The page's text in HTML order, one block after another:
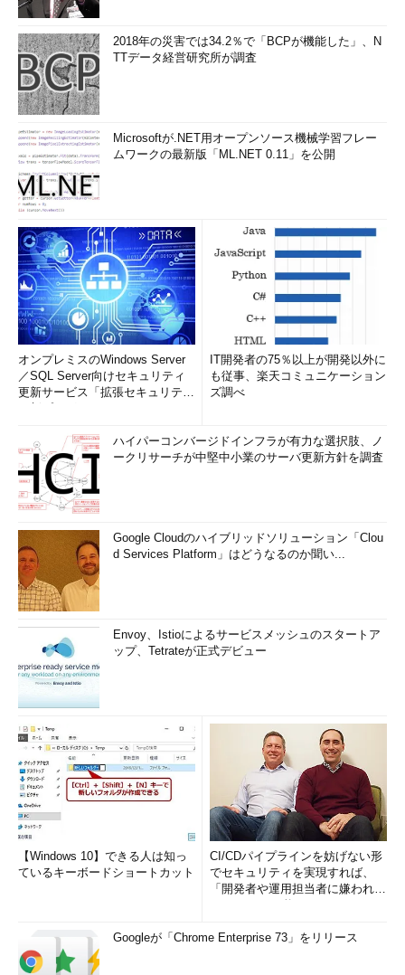
2018年の災害では34.2％で「BCPが機能した」、N
TTデータ経営研究所が調査
Microsoftが.NET用オープンソース機械学習フレー
ムワークの最新版「ML.NET 0.11」を公開
オンプレミスのWindows Server
／SQL Server向けセキュリティ
更新サービス「拡張セキュリティ
IT開発者の75％以上が開発以外に
も従事、楽天コミュニケーション
ズ調べ
ハイパーコンバージドインフラが有力な選択肢、ノ
ークリサーチが中堅中小業のサーバ更新方針を調査
Google Cloudのハイブリッドソリューション「Clou
d Services Platform」はどうなるのか聞い...
Envoy、Istioによるサービスメッシュのスタートア
ップ、Tetrateが正式デビュー
【Windows 10】できる人は知っ
ているキーボードショートカット
CI/CDパイプラインを妨げない形
でセキュリティを実現すれば、
「開発者や運用担当者に嫌われな
Googleが「Chrome Enterprise 73」をリリース